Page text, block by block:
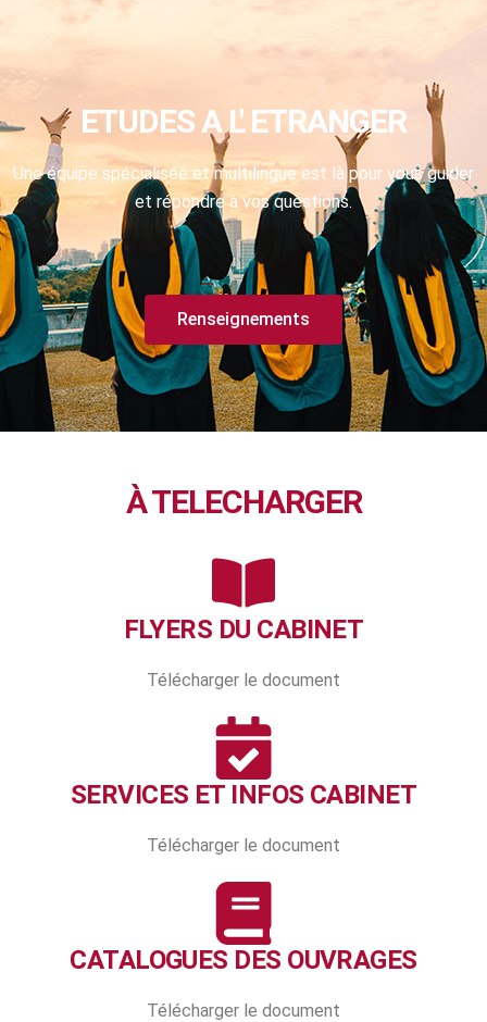
ETUDES A L' ETRANGER
Une équipe spécialisée et multilingue est là pour vous guider
et répondre à vos questions.
Renseignements
À TELECHARGER
FLYERS DU CABINET
Télécharger le document
SERVICES ET INFOS CABINET
Télécharger le document
CATALOGUES DES OUVRAGES
Télécharger le document